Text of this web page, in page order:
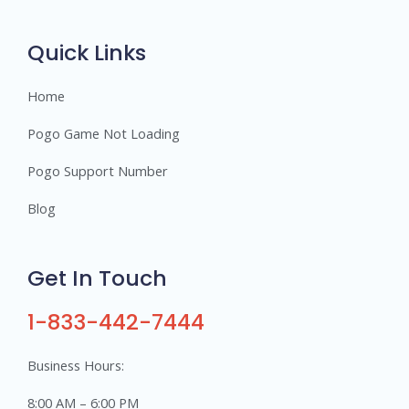
Quick Links
Home
Pogo Game Not Loading
Pogo Support Number
Blog
Get In Touch
1-833-442-7444
Business Hours:
8:00 AM – 6:00 PM